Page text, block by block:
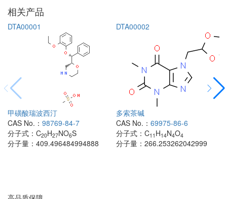
相关产品
DTA00001
甲磺酸瑞波西汀
CAS No.： 98769-84-7
分子式： C20H27NO6S
分子量： 409.496484994888
DTA00002
多索茶碱
CAS No.： 69975-86-6
分子式： C11 H14N4O4
分子量： 266.253262042999